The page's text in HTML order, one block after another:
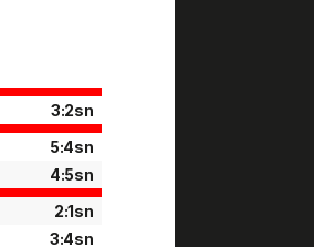
3:2sn
5:4sn
4:5sn
2:1sn
3:4sn